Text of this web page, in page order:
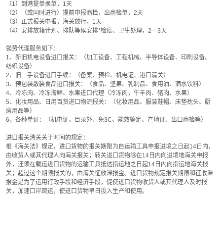
（1）到港提单换单，1天
（2）（或同时进行）提前申报商检，出商检单，2天
（3）正式报关申报，海关放行，1天
（4）安排放箱计划、排队等候安排*检疫、卫生处理，2—3天
强势代理服务如下：
1、新旧机电设备进口报关：（加工设备、工程机械、半导体设备、印刷设备、
纺织设备）
2、旧二手设备进口手续：（备案、预检、机电证、港口清关）
3、预包装散装食品进口报关：（食品、坚果、乳制品、食用油、酒水饮料）
4、冷冻肉、冷冻海鲜、水果进口代理（冷冻肉，牛羊肉、猪肉、水果）
5、化妆用品、日用百货进口物流报关：（化妆用品、服装鞋帽、床垫枕头、厨
房用品等）
6、各种单证：（机电证、目录外、免3C、能效鉴定、产地证、出口商检等）
进口报关清关关于时间的规定：
根《海关法》规定，进口货物的报关期限为自运输工具申报进境之日起14日内，
由收货人或其代理人向海关报关；转关进口货物除在14日内向进境地海关申报
外，还须在载运进口货物的运输工具抵达指运地之日起14日内向指运地海关报
关；超过这个期限报关的，由海关征收滞报金。进口货物规定报关期限和征收滞
报金是为了运用行政手段和经济手段，促使进口货物收货人或其代理人及时报
关，加速口岸疏运，使进口货物早日投入生产和使用。